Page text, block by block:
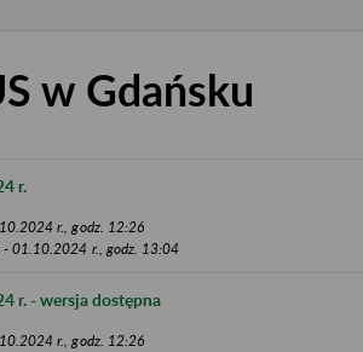
w Gdańsku
r.
r., godz. 12:26
- 01.10.2024 r., godz. 13:04
r. - wersja dostępna
r., godz. 12:26